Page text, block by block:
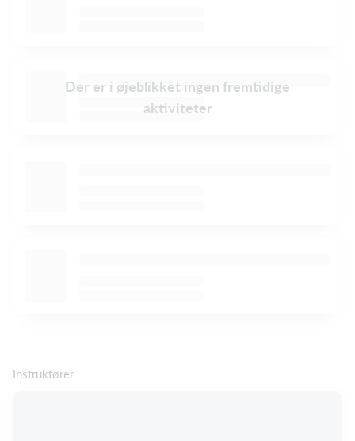
Der er i øjeblikket ingen fremtidige
aktiviteter
Instruktører